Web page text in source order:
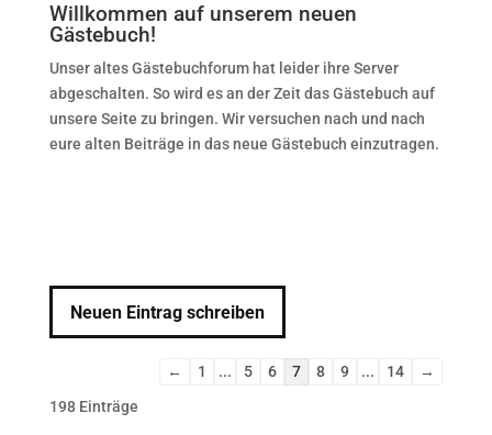
Willkommen auf unserem neuen
Gästebuch!
Unser altes Gästebuchforum hat leider ihre Server
abgeschalten. So wird es an der Zeit das Gästebuch auf
unsere Seite zu bringen. Wir versuchen nach und nach
eure alten Beiträge in das neue Gästebuch einzutragen.
Navigation
← 1 ... 5 6 7 8 9 ... 14
→
198 Einträge